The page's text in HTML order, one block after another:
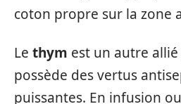
coton propre sur la zone
Le thym est un autre
possède des vertus
puissantes. En infusion